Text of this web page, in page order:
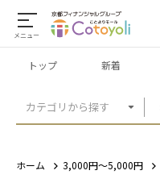
メニュー
カテゴリから探す
トップ 新着
ホーム 3,000円～5,000円